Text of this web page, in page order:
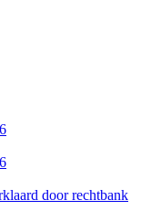
door rechtbank